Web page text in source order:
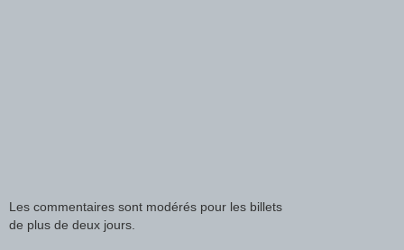
Les commentaires sont modérés pour les billets
de plus de deux jours.